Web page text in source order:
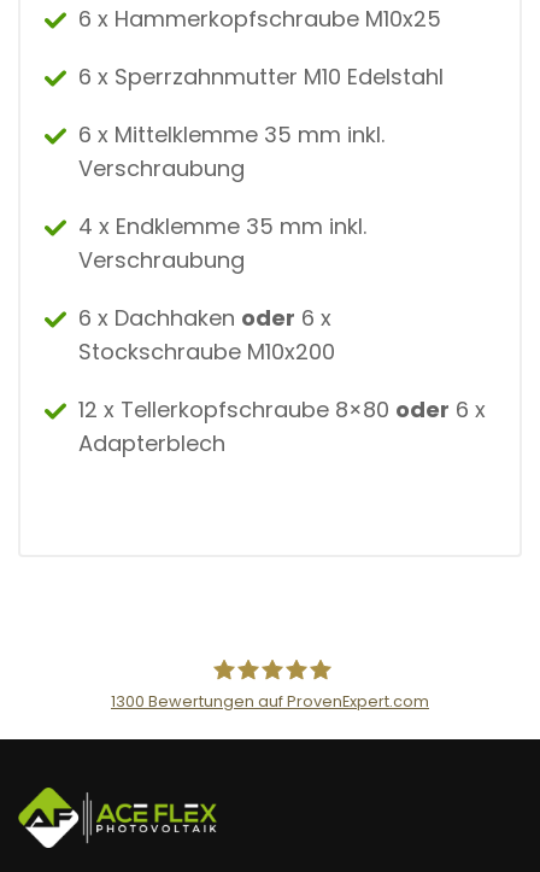
6 x Hammerkopfschraube M10x25
6 x Sperrzahnmutter M10 Edelstahl
6 x Mittelklemme 35 mm inkl.
Verschraubung
4 x Endklemme 35 mm inkl.
Verschraubung
6 x Dachhaken oder 6 x
Stockschraube M10x200
12 x Tellerkopfschraube 8×80 oder 6 x
Adapterblech
AceFlex GmbH
1300 Bewertungen auf ProvenExpert.com